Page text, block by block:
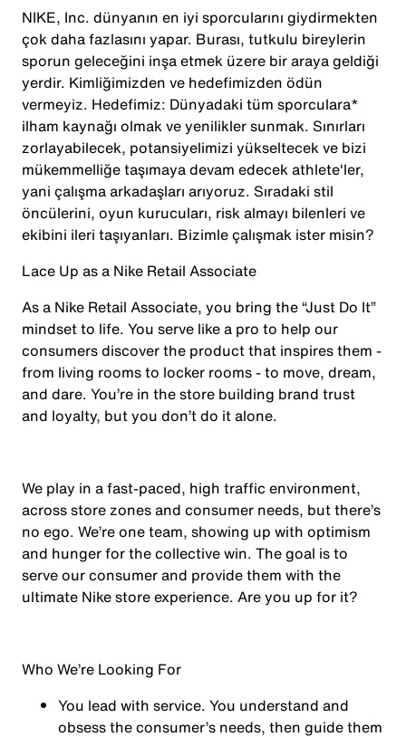
NIKE, Inc. dünyanın en iyi sporcularını giydirmekten
çok daha fazlasını yapar. Burası, tutkulu bireylerin
sporun geleceğini inşa etmek üzere bir araya geldiği
yerdir. Kimliğimizden ve hedefimizden ödün
vermeyiz. Hedefimiz: Dünyadaki tüm sporculara*
ilham kaynağı olmak ve yenilikler sunmak. Sınırları
zorlayabilecek, potansiyelimizi yükseltecek ve bizi
mükemmelliğe taşımaya devam edecek athlete'ler,
yani çalışma arkadaşları arıyoruz. Sıradaki stil
öncülerini, oyun kurucuları, risk almayı bilenleri ve
ekibini ileri taşıyanları. Bizimle çalışmak ister misin?
Lace Up as a Nike Retail Associate
As a Nike Retail Associate, you bring the “Just Do It”
mindset to life. You serve like a pro to help our
consumers discover the product that inspires them -
from living rooms to locker rooms - to move, dream,
and dare. You’re in the store building brand trust
and loyalty, but you don’t do it alone.
We play in a fast-paced, high traffic environment,
across store zones and consumer needs, but there’s
no ego. We’re one team, showing up with optimism
and hunger for the collective win. The goal is to
serve our consumer and provide them with the
ultimate Nike store experience. Are you up for it?
Who We’re Looking For
You lead with service. You understand and
obsess the consumer’s needs, then guide them